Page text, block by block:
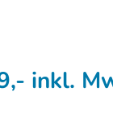
inkl.